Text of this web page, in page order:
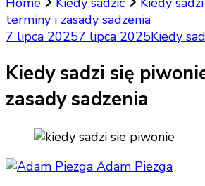
Something?
terminy i zasady sadzenia
7 lipca 20257 lipca 2025Kiedy
Kiedy sadzi się
zasady sadzenia
Adam Piezga